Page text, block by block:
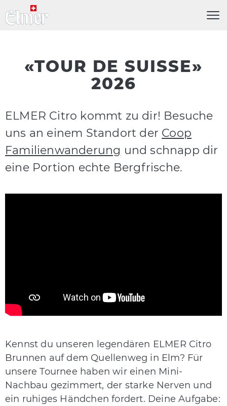
«TOUR DE SUISSE»
2026
ELMER Citro kommt zu dir! Besuche
uns an einem Standort der Coop
Familienwanderung und schnapp dir
eine Portion echte Bergfrische.
Kennst du unseren legendären ELMER Citro
Brunnen auf dem Quellenweg in Elm? Für
unsere Tournee haben wir einen Mini-
Nachbau gezimmert, der starke Nerven und
ein ruhiges Händchen fordert. Deine Aufgabe: